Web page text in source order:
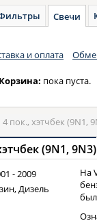
Свечи
и оплата
Корзина: пока пуста.
4 пок., хэтчбек (9N1,
(9N1, 9N3)
- 2009
Дизель
На